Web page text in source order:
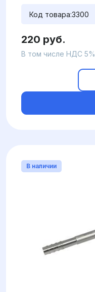
Код товара:3300
220 руб.
В том числе НДС 5%
В наличии